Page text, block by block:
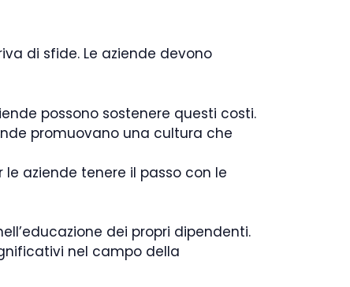
di sfide. Le aziende devono
possono sostenere questi costi.
promuovano una cultura che
aziende tenere il passo con le
dei propri dipendenti.
nel campo della